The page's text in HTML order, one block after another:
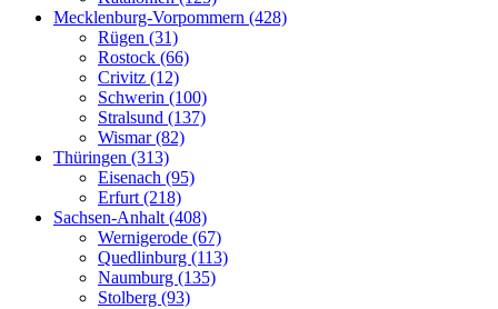
Mecklenburg-Vorpommern (428)
Rügen (31)
Rostock (66)
Crivitz (12)
Schwerin (100)
Stralsund (137)
Wismar (82)
Thüringen (313)
Eisenach (95)
Erfurt (218)
Sachsen-Anhalt (408)
Wernigerode (67)
Quedlinburg (113)
Naumburg (135)
Stolberg (93)